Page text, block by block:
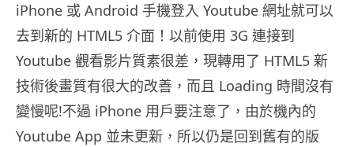
iPhone 或 Android 手機登入 Youtube 網址就可以
去到新的 HTML5 介面！以前使用 3G 連接到
Youtube 觀看影片質素很差，現轉用了 HTML5 新
技術後畫質有很大的改善，而且 Loading 時間沒有
變慢呢!不過 iPhone 用戶要注意了，由於機內的
Youtube App 並未更新，所以仍是回到舊有的版